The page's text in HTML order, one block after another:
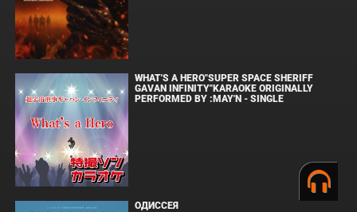
WHAT'S A HERO"SUPER SPACE SHERIFF
GAVAN INFINITY"KARAOKE ORIGINALLY
PERFORMED BY :MAY'N - SINGLE
ОДИССЕЯ